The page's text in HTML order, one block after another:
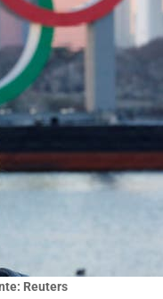
Reuters